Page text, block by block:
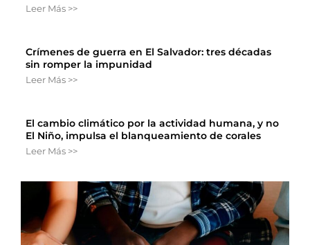
Leer Más >>
Crímenes de guerra en El Salvador: tres décadas
sin romper la impunidad
Leer Más >>
El cambio climático por la actividad humana, y no
El Niño, impulsa el blanqueamiento de corales
Leer Más >>